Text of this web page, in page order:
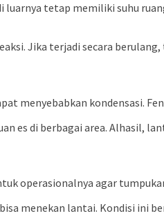
luarnya tetap memiliki suhu
Jika terjadi secara
menyebabkan kondensasi.
es di berbagai area. Alhasil,
operasionalnya agar
menekan lantai. Kondisi ini